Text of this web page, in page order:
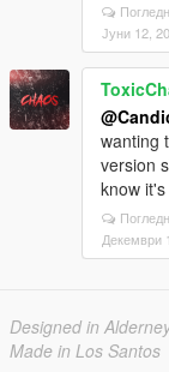
Јуни 12,
wanting
version
know
Декември
Designed in
Made in Los Santos